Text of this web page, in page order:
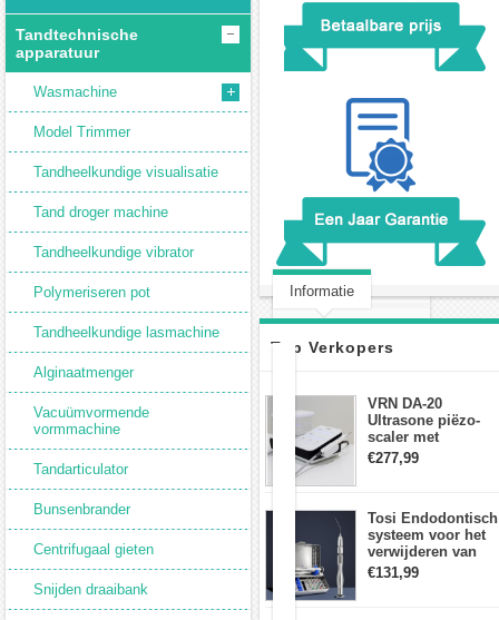
Tandtechnische
apparatuur
Wasmachine
Model Trimmer
Tandheelkundige visualisatie
Tand droger machine
Tandheelkundige vibrator
Polymeriseren pot
Tandheelkundige lasmachine
Alginaatmenger
Vacuümvormende
vormmachine
Tandarticulator
Bunsenbrander
Centrifugaal gieten
Snijden draaibank
Top Verkopers
VRN DA-20
Ultrasone piëzo-
scaler met
waterfles Fit EMS
draadloos
€277,99
Tosi Endodontisch
systeem voor het
verwijderen van
gebroken vijlen
€131,99
Informatie
Klantbeoordeling(0)
JT-
69
Tandheelkundige
stofbox
Zandstralen
Ingebouwde
stofzuiger
met
LED-
licht